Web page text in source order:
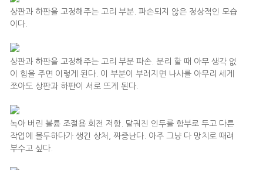
상판과 하판을 고정해주는 고리 부분. 파손되지 않은 정상적인 모습
이다.
상판과 하판을 고정해주는 고리 부분 파손. 분리 할 때 아무 생각 없
이 힘을 주면 이렇게 된다. 이 부분이 부러지면 나사를 아무리 세게
쪼아도 상판과 하판이 서로 뜨게 된다.
녹아 버린 볼륨 조절용 회전 저항. 달궈진 인두를 함부로 두고 다른
작업에 몰두하다가 생긴 상처, 짜증난다. 아주 그냥 다 망치로 때려
부수고 싶다.